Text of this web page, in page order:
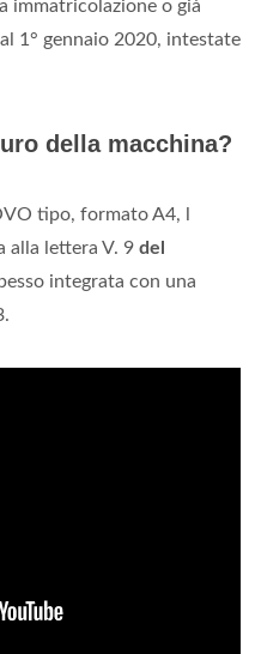
immatricolazione o già
1° gennaio 2020, intestate
della macchina?
tipo, formato A4, l
alla lettera V. 9 del
integrata con una